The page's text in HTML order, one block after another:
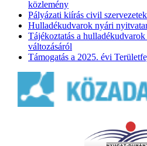
közlemény
Pályázati kiírás civil
Hulladékudvarok nyári
Tájékoztatás a
változásáról
Támogatás a 2025. évi